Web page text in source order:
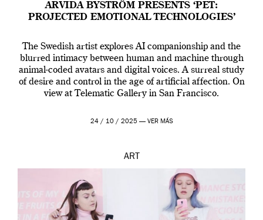
ARVIDA BYSTRÖM PRESENTS ‘PET:
PROJECTED EMOTIONAL TECHNOLOGIES’
The Swedish artist explores AI companionship and the
blurred intimacy between human and machine through
animal-coded avatars and digital voices. A surreal study
of desire and control in the age of artificial affection. On
view at Telematic Gallery in San Francisco.
24 / 10 / 2025 — VER MÁS
ART